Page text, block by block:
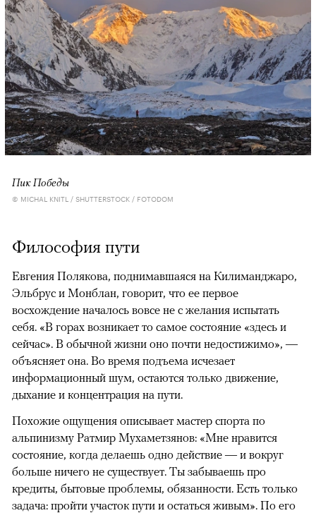
Пик Победы
© MICHAL KNITL / SHUTTERSTOCK / FOTODOM
Философия пути
Евгения Полякова, поднимавшаяся на Килиманджаро,
Эльбрус и Монблан, говорит, что ее первое
восхождение началось вовсе не с желания испытать
себя. «В горах возникает то самое состояние «здесь и
сейчас». В обычной жизни оно почти недостижимо», —
объясняет она. Во время подъема исчезает
информационный шум, остаются только движение,
дыхание и концентрация на пути.
Похожие ощущения описывает мастер спорта по
альпинизму Ратмир Мухаметзянов: «Мне нравится
состояние, когда делаешь одно действие — и вокруг
больше ничего не существует. Ты забываешь про
кредиты, бытовые проблемы, обязанности. Есть только
задача: пройти участок пути и остаться живым». По его